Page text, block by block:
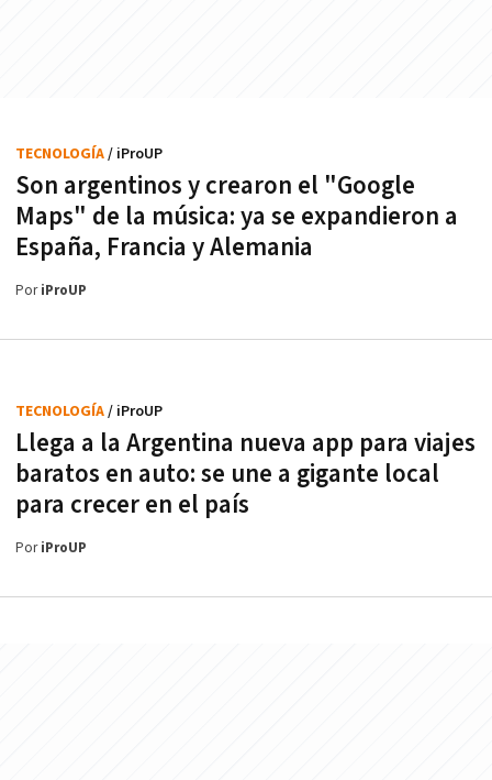
Son argentinos y crearon el "Google
Maps" de la música: ya se expandieron a
España, Francia y Alemania
TECNOLOGÍA/ iProUP
PoriProUP
Llega a la Argentina nueva app para viajes
baratos en auto: se une a gigante local
para crecer en el país
TECNOLOGÍA/ iProUP
PoriProUP